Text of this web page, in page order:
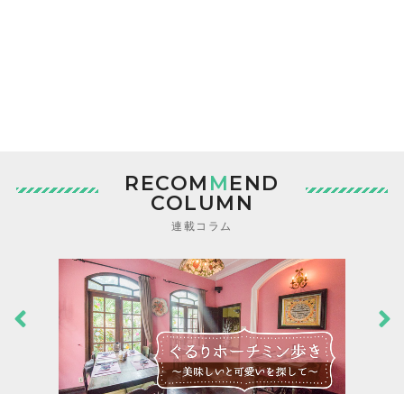
RECOM MEND
COLUMN
連載コラム